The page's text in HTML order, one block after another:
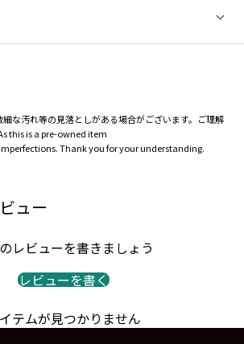
細な汚れ等の見落としがある場合がございます。ご理解
this is a pre-owned item
Thank you for your understanding.
ュー
レビューを書きましょう
レビューを書く
テムが見つかりません